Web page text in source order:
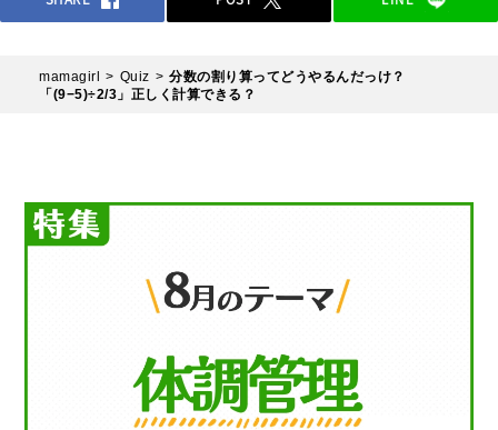
mamagirl Quiz
分数の割り算ってどうやるんだっけ？
「(9−5)÷2/3」正しく計算できる？